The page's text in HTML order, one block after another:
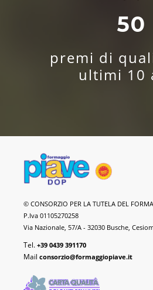
50
premi di
ultimi 10
Formaggio
Piave
DOP
© CONSORZIO PER LA TUTELA DEL
P.Iva 01105270258
Via Nazionale, 57/A - 32030 Busche,
Tel. +39 0439 391170
Mail consorzio@formaggiopiave.it